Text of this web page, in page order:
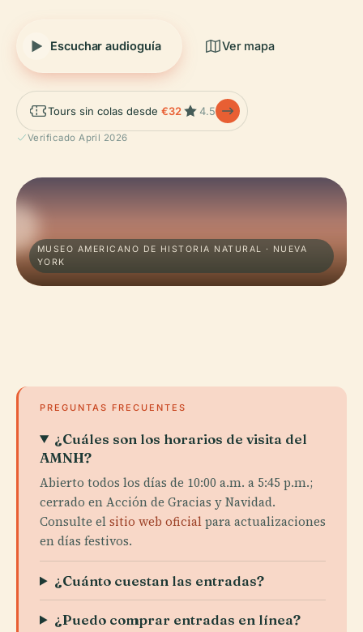
Escuchar audioguía Ver mapa
Tours sin colas desde €32 4.5
Verificado April 2026
MUSEO AMERICANO DE HISTORIA NATURAL · NUEVA
YORK
PREGUNTAS FRECUENTES
¿Cuáles son los horarios de visita del
AMNH?
Abierto todos los días de 10:00 a.m. a 5:45 p.m.;
cerrado en Acción de Gracias y Navidad.
Consulte elsitio web oficialpara actualizaciones
en días festivos.
¿Cuánto cuestan las entradas?
¿Puedo comprar entradas en línea?